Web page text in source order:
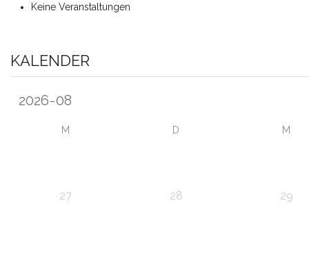
Keine Veranstaltungen
KALENDER
M D M
27 28 29